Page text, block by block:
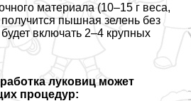
материала (10–15 г веса,
пышная зелень без
включать 2–4 крупных
луковиц может
процедур: